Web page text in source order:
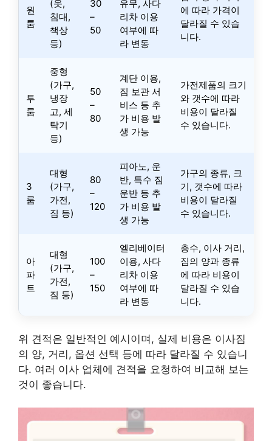
원
룸
(옷,
침대,
책상
등)
30
–
50
유무, 사다
리차 이용
여부에 따
라 변동
에 따라 가격이
달라질 수 있습
니다.
투
룸
중형
(가구,
냉장
고, 세
탁기
등)
50
–
80
계단 이용,
짐 보관 서
비스 등 추
가 비용 발
생 가능
가전제품의 크기
와 갯수에 따라
비용이 달라질
수 있습니다.
3
룸
대형
(가구,
가전,
짐 등)
80
–
120
피아노, 운
반, 특수 짐
운반 등 추
가 비용 발
생 가능
가구의 종류, 크
기, 갯수에 따라
비용이 달라질
수 있습니다.
아
파
트
대형
(가구,
가전,
짐 등)
100
–
150
엘리베이터
이용, 사다
리차 이용
여부에 따
라 변동
층수, 이사 거리,
짐의 양과 종류
에 따라 비용이
달라질 수 있습
니다.
위 견적은 일반적인 예시이며, 실제 비용은 이사짐
의 양, 거리, 옵션 선택 등에 따라 달라질 수 있습니
다. 여러 이사 업체에 견적을 요청하여 비교해 보는
것이 좋습니다.